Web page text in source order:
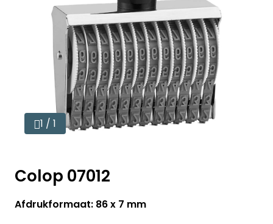
1 / 1
Colop 07012
Afdrukformaat: 86 x 7 mm